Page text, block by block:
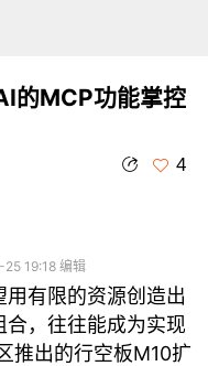
的MCP功能掌控
4
19:18 编辑
有限的资源创造出
，往往能成为实现
推出的行空板M10扩